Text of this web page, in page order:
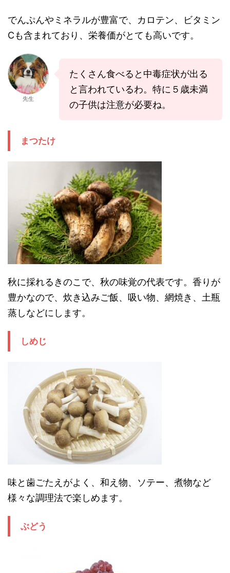
でんぷんやミネラルが豊富で、カロテン、ビタミン
Cも含まれており、栄養価がとても高いです。
先生
たくさん食べると中毒症状が出る
と言われているわ。特に５歳未満
の子供は注意が必要ね。
まつたけ
秋に採れるきのこで、秋の味覚の代表です。香りが
豊かなので、炊き込みご飯、吸い物、網焼き、土瓶
蒸しなどにします。
しめじ
味と歯ごたえがよく、和え物、ソテー、煮物など
様々な調理法で楽しめます。
ぶどう